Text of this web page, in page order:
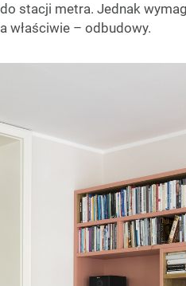
do stacji metra. Jednak
a właściwie – odbudowy.